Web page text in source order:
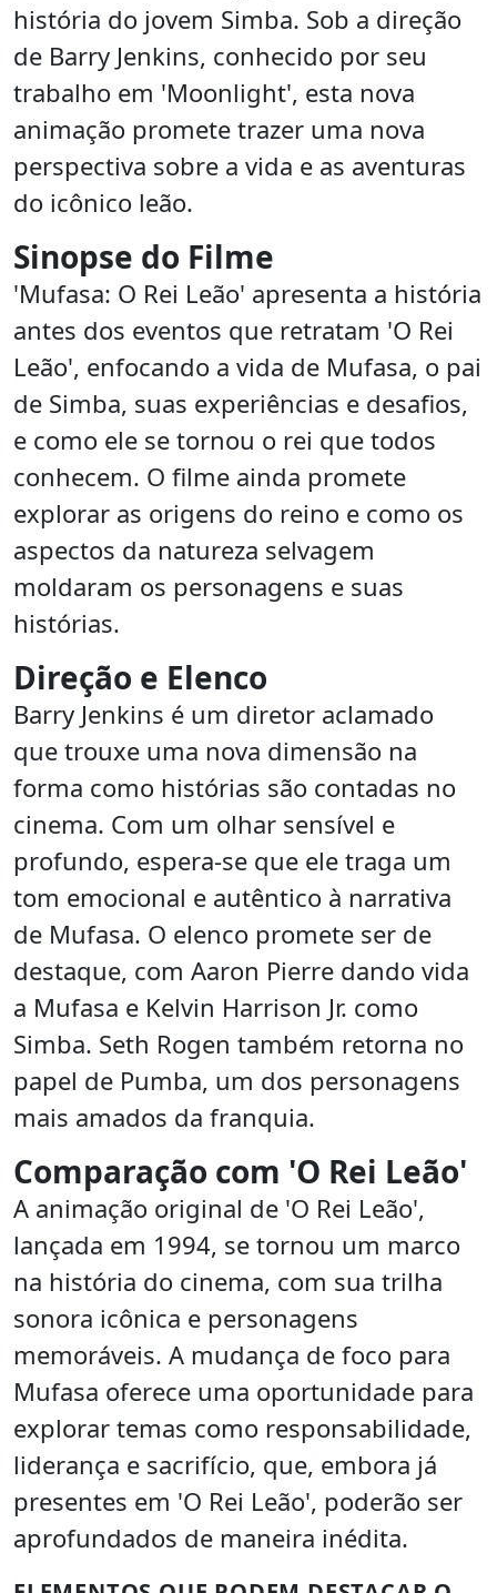
história do jovem Simba. Sob a direção
de Barry Jenkins, conhecido por seu
trabalho em 'Moonlight', esta nova
animação promete trazer uma nova
perspectiva sobre a vida e as aventuras
do icônico leão.
Sinopse do Filme
'Mufasa: O Rei Leão' apresenta a história
antes dos eventos que retratam 'O Rei
Leão', enfocando a vida de Mufasa, o pai
de Simba, suas experiências e desafios,
e como ele se tornou o rei que todos
conhecem. O filme ainda promete
explorar as origens do reino e como os
aspectos da natureza selvagem
moldaram os personagens e suas
histórias.
Direção e Elenco
Barry Jenkins é um diretor aclamado
que trouxe uma nova dimensão na
forma como histórias são contadas no
cinema. Com um olhar sensível e
profundo, espera-se que ele traga um
tom emocional e autêntico à narrativa
de Mufasa. O elenco promete ser de
destaque, com Aaron Pierre dando vida
a Mufasa e Kelvin Harrison Jr. como
Simba. Seth Rogen também retorna no
papel de Pumba, um dos personagens
mais amados da franquia.
Comparação com 'O Rei Leão'
A animação original de 'O Rei Leão',
lançada em 1994, se tornou um marco
na história do cinema, com sua trilha
sonora icônica e personagens
memoráveis. A mudança de foco para
Mufasa oferece uma oportunidade para
explorar temas como responsabilidade,
liderança e sacrifício, que, embora já
presentes em 'O Rei Leão', poderão ser
aprofundados de maneira inédita.